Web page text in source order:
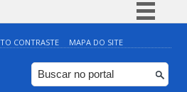
Simplifique!
Comunica BR
Participe
CONTRASTE MAPA DO SITE